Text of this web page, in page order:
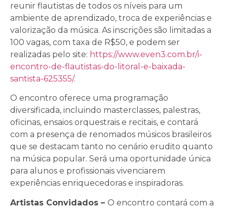
reunir flautistas de todos os níveis para um
ambiente de aprendizado, troca de experiências e
valorização da música. As inscrições são limitadas a
100 vagas, com taxa de R$50, e podem ser
realizadas pelo site: https://www.even3.com.br/i-
encontro-de-flautistas-do-litoral-e-baixada-
santista-625355/.
O encontro oferece uma programação
diversificada, incluindo masterclasses, palestras,
oficinas, ensaios orquestrais e recitais, e contará
com a presença de renomados músicos brasileiros
que se destacam tanto no cenário erudito quanto
na música popular. Será uma oportunidade única
para alunos e profissionais vivenciarem
experiências enriquecedoras e inspiradoras.
Artistas Convidados – O encontro contará com a